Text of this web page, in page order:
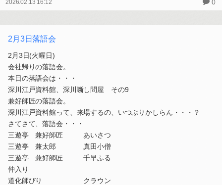
2026.02.13 16:12 0
2月3日落語会
2月3日(火曜日)
会社帰りの落語会。
本日の落語会は・・・
深川江戸資料館、深川噺し問屋 その9
兼好師匠の落語会。
深川江戸資料館って、来場するの、いつぶりかしらん・・・？
さてさて、落語会・・・
三遊亭 兼好師匠 あいさつ
三遊亭 兼太郎 真田小僧
三遊亭 兼好師匠 千早ふる
仲入り
道化師びり クラウン